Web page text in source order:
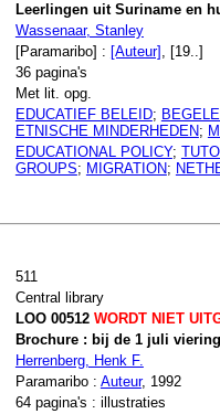
Leerlingen uit Suriname en
Wassenaar, Stanley
[Paramaribo] : [Auteur] , [19..]
36 pagina's
Met lit. opg.
EDUCATIEF BELEID;
ETNISCHE MINDERHEDEN;
EDUCATIONAL POLICY;
GROUPS; MIGRATION;
511
Central library
LOO 00512WORDT NIET
Brochure : bij de 1 juli viering
Herrenberg, Henk F.
Paramaribo : Auteur, 1992
64 pagina's : illustraties